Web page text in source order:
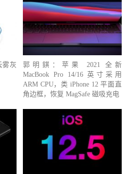
雾灰
郭明錤：苹果 2021 全新
MacBook Pro 14/16 英寸采用
ARM CPU，类 iPhone 12 平面直
角边框，恢复 MagSafe 磁吸充电